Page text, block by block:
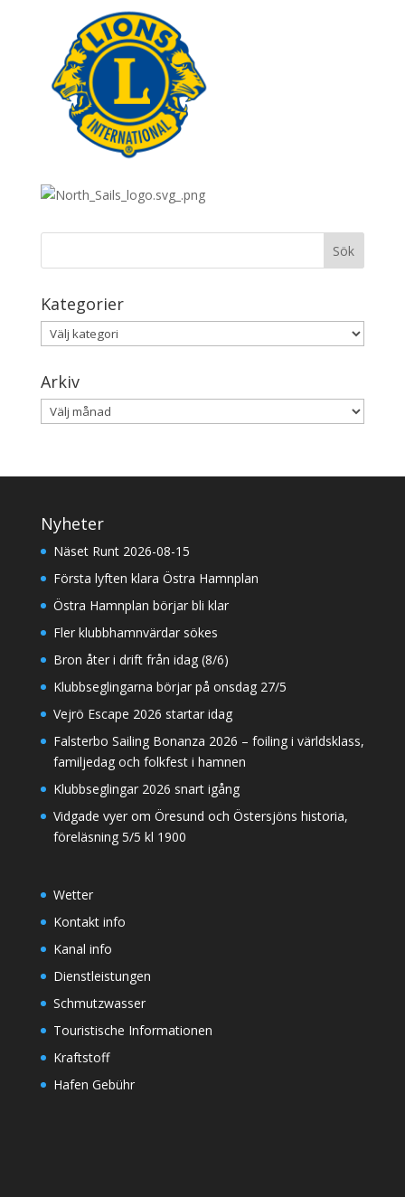
Kategorier
Kategorier
Arkiv
Arkiv
Nyheter
Näset Runt 2026-08-15
Första lyften klara Östra Hamnplan
Östra Hamnplan börjar bli klar
Fler klubbhamnvärdar sökes
Bron åter i drift från idag (8/6)
Klubbseglingarna börjar på onsdag 27/5
Vejrö Escape 2026 startar idag
Falsterbo Sailing Bonanza 2026 – foiling i världsklass,
familjedag och folkfest i hamnen
Klubbseglingar 2026 snart igång
Vidgade vyer om Öresund och Östersjöns historia,
föreläsning 5/5 kl 1900
Wetter
Kontakt info
Kanal info
Dienstleistungen
Schmutzwasser
Touristische Informationen
Kraftstoff
Hafen Gebühr